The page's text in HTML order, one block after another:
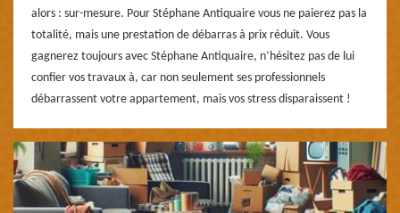
alors : sur-mesure. Pour Stéphane Antiquaire vous ne paierez pas la
totalité, mais une prestation de débarras à prix réduit. Vous
gagnerez toujours avec Stéphane Antiquaire, n’hésitez pas de lui
confier vos travaux à, car non seulement ses professionnels
débarrassent votre appartement, mais vos stress disparaissent !